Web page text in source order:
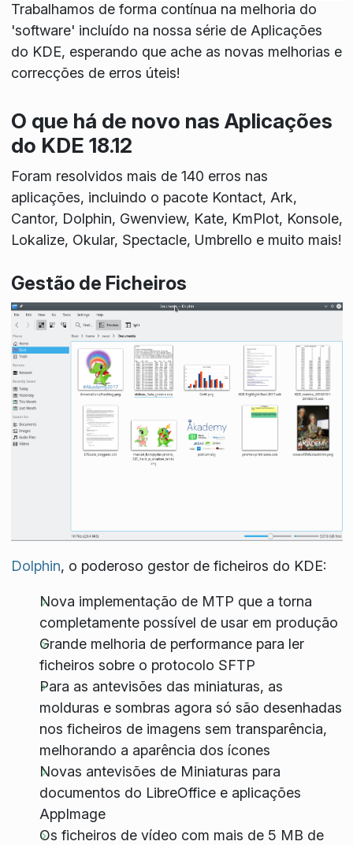
Trabalhamos de forma contínua na melhoria do
'software' incluído na nossa série de Aplicações
do KDE, esperando que ache as novas melhorias e
correcções de erros úteis!
O que há de novo nas Aplicações
do KDE 18.12
Foram resolvidos mais de 140 erros nas
aplicações, incluindo o pacote Kontact, Ark,
Cantor, Dolphin, Gwenview, Kate, KmPlot, Konsole,
Lokalize, Okular, Spectacle, Umbrello e muito mais!
Gestão de Ficheiros
Dolphin, o poderoso gestor de ficheiros do KDE:
Nova implementação de MTP que a torna
completamente possível de usar em produção
Grande melhoria de performance para ler
ficheiros sobre o protocolo SFTP
Para as antevisões das miniaturas, as
molduras e sombras agora só são desenhadas
nos ficheiros de imagens sem transparência,
melhorando a aparência dos ícones
Novas antevisões de Miniaturas para
documentos do LibreOffice e aplicações
AppImage
Os ficheiros de vídeo com mais de 5 MB de